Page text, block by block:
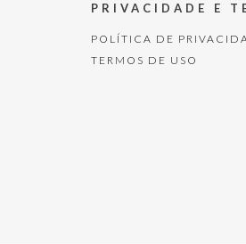
PRIVACIDADE E
POLÍTICA DE
TERMOS DE USO